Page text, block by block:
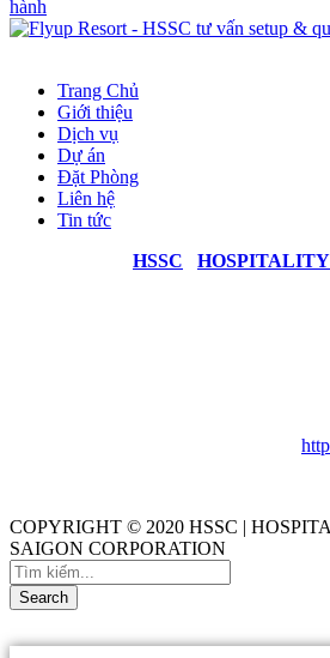
Trang Chủ
Giới thiệu
Dịch vụ
Dự án
Đặt Phòng
Liên hệ
Tin tức
HSSC
COPYRIGHT © 2020 HSSC |
SAIGON CORPORATION